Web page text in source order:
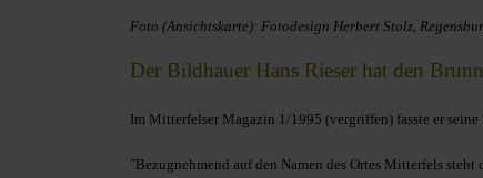
Foto (Ansichtskarte): Fotodesign Herbert Stolz,
Der Bildhauer Hans Rieser hat den
Im Mitterfelser Magazin 1/1995 (vergriffen) fasste er
"Bezugnehmend auf den Namen des Ortes Mitterfels